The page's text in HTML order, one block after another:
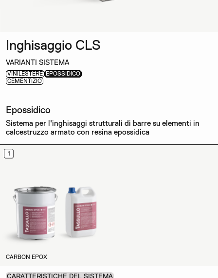
Inghisaggio CLS
VARIANTI SISTEMA
VINILESTERE EPOSSIDICO
CEMENTIZIO
Epossidico
Sistema per l'inghisaggi strutturali di barre su elementi in
calcestruzzo armato con resina epossidica
1
CARBON EPOX
CARATTERISTICHE DEL SISTEMA